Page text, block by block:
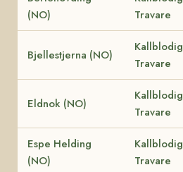
(NO)
Travare
Bjellestjerna (NO)
Kallblodig
Travare
Eldnok (NO)
Kallblodig
Travare
Espe Helding
(NO)
Kallblodig
Travare